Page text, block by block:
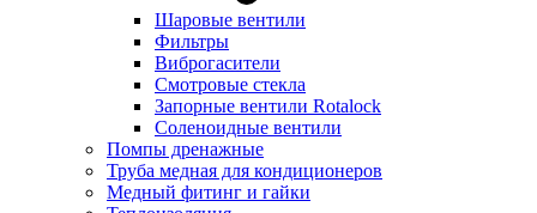
Шаровые вентили
Фильтры
Виброгасители
Смотровые стекла
Запорные вентили Rotalock
Соленоидные вентили
Помпы дренажные
Труба медная для кондиционеров
Медный фитинг и гайки